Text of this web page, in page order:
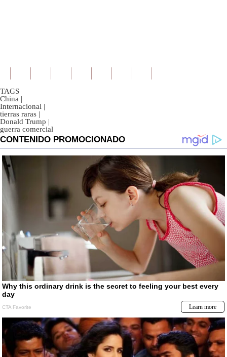
TAGS
China |
Internacional |
tierras raras |
Donald Trump |
guerra comercial